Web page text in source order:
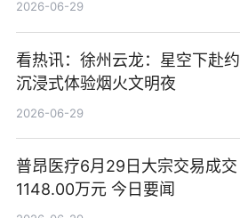
2026-06-29
看热讯：徐州云龙：星空下赴约
沉浸式体验烟火文明夜
2026-06-29
普昂医疗6月29日大宗交易成交
1148.00万元 今日要闻